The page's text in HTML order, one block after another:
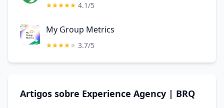
4.1/5
My Group Metrics
3.7/5
Artigos sobre Experience Agency | BRQ